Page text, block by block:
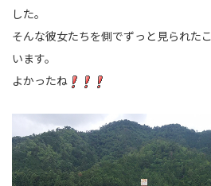
した。
そんな彼女たちを側でずっと見られた
います。
よかったね